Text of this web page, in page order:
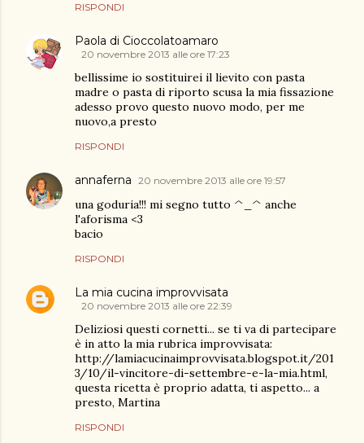
RISPONDI
Paola di Cioccolatoamaro
20 novembre 2013 alle ore 17:23
bellissime io sostituirei il lievito con pasta
madre o pasta di riporto scusa la mia fissazione
adesso provo questo nuovo modo, per me
nuovo,a presto
RISPONDI
annaferna 20 novembre 2013 alle ore 19:57
una goduria!!! mi segno tutto ^_^ anche
l'aforisma <3
bacio
RISPONDI
La mia cucina improvvisata
20 novembre 2013 alle ore 22:39
Deliziosi questi cornetti... se ti va di partecipare
è in atto la mia rubrica improvvisata:
http://lamiacucinaimprovvisata.blogspot.it/201
3/10/il-vincitore-di-settembre-e-la-mia.html,
questa ricetta è proprio adatta, ti aspetto... a
presto, Martina
RISPONDI